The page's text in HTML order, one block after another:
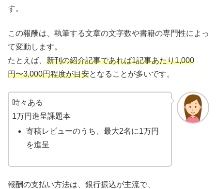
す。
この報酬は、執筆する文章の文字数や書籍の専門性によっ
て変動します。
たとえば、 新刊の紹介記事であれば1記事あたり1,000
円〜3,000円程度が目安となることが多いです。
時々ある
1万円進呈課題本
寄稿レビューのうち、最大2名に1万円
を進呈
報酬の支払い方法は、銀行振込が主流で、